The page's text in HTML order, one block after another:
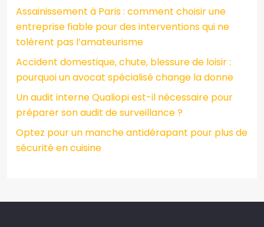
Assainissement à Paris : comment choisir une
entreprise fiable pour des interventions qui ne
tolèrent pas l’amateurisme
Accident domestique, chute, blessure de loisir :
pourquoi un avocat spécialisé change la donne
Un audit interne Qualiopi est-il nécessaire pour
préparer son audit de surveillance ?
Optez pour un manche antidérapant pour plus de
sécurité en cuisine